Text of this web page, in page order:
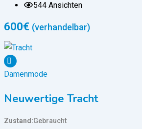
544 Ansichten
600€ (verhandelbar)
Damenmode
Neuwertige Tracht
Zustand Gebraucht